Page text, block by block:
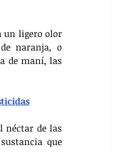
un ligero olor
naranja, o
de maní, las
néctar de las
que